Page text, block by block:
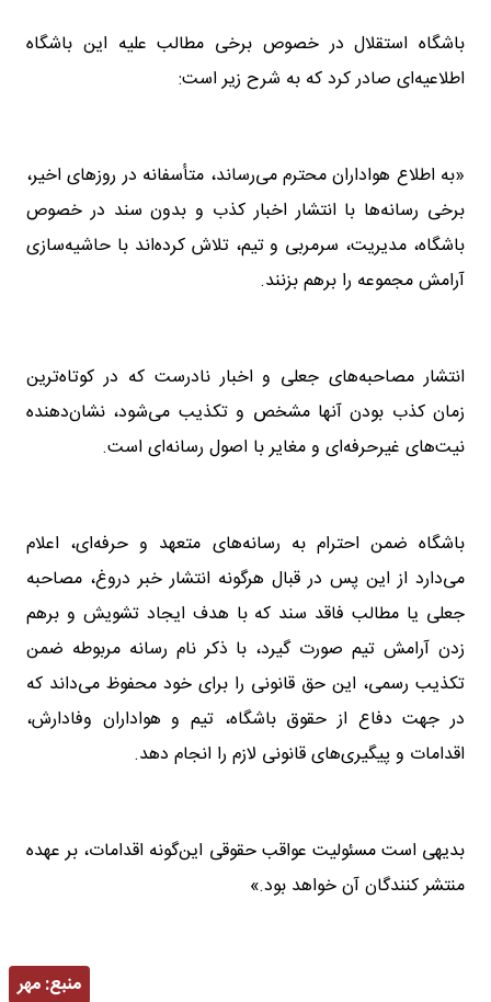
باشگاه استقلال در خصوص برخی مطالب علیه این باشگاه
اطلاعیه‌ای صادر کرد که به شرح زیر است:
«به اطلاع هواداران محترم می‌رساند، متأسفانه در روزهای اخیر،
برخی رسانه‌ها با انتشار اخبار کذب و بدون سند در خصوص
باشگاه، مدیریت، سرمربی و تیم، تلاش کرده‌اند با حاشیه‌سازی
آرامش مجموعه را برهم بزنند.
انتشار مصاحبه‌های جعلی و اخبار نادرست که در کوتاه‌ترین
زمان کذب بودن آنها مشخص و تکذیب می‌شود، نشان‌دهنده
نیت‌های غیرحرفه‌ای و مغایر با اصول رسانه‌ای است.
باشگاه ضمن احترام به رسانه‌های متعهد و حرفه‌ای، اعلام
می‌دارد از این پس در قبال هرگونه انتشار خبر دروغ، مصاحبه
جعلی یا مطالب فاقد سند که با هدف ایجاد تشویش و برهم
زدن آرامش تیم صورت گیرد، با ذکر نام رسانه مربوطه ضمن
تکذیب رسمی، این حق قانونی را برای خود محفوظ می‌داند که
در جهت دفاع از حقوق باشگاه، تیم و هواداران وفادارش،
اقدامات و پیگیری‌های قانونی لازم را انجام دهد.
بدیهی است مسئولیت عواقب حقوقی این‌گونه اقدامات، بر عهده
منتشر کنندگان آن خواهد بود.»
منبع:مهر